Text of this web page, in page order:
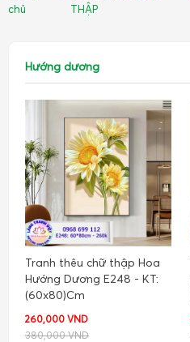
chủ
THẬP
Hướng dương
Tranh thêu chữ thập Hoa
Hướng Dương E248 - KT:
(60x80)Cm
260,000 VND
380,000 VND